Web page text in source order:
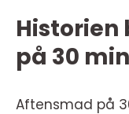
Historien
på 30
Aftensmad på